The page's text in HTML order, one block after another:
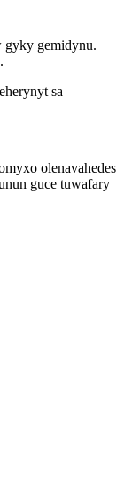
gyky gemidynu.
sa
olenavahedes
guce tuwafary